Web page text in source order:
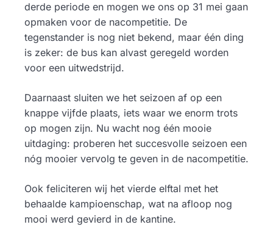
derde periode en mogen we ons op 31 mei gaan
opmaken voor de nacompetitie. De
tegenstander is nog niet bekend, maar één ding
is zeker: de bus kan alvast geregeld worden
voor een uitwedstrijd.
Daarnaast sluiten we het seizoen af op een
knappe vijfde plaats, iets waar we enorm trots
op mogen zijn. Nu wacht nog één mooie
uitdaging: proberen het succesvolle seizoen een
nóg mooier vervolg te geven in de nacompetitie.
Ook feliciteren wij het vierde elftal met het
behaalde kampioenschap, wat na afloop nog
mooi werd gevierd in de kantine.